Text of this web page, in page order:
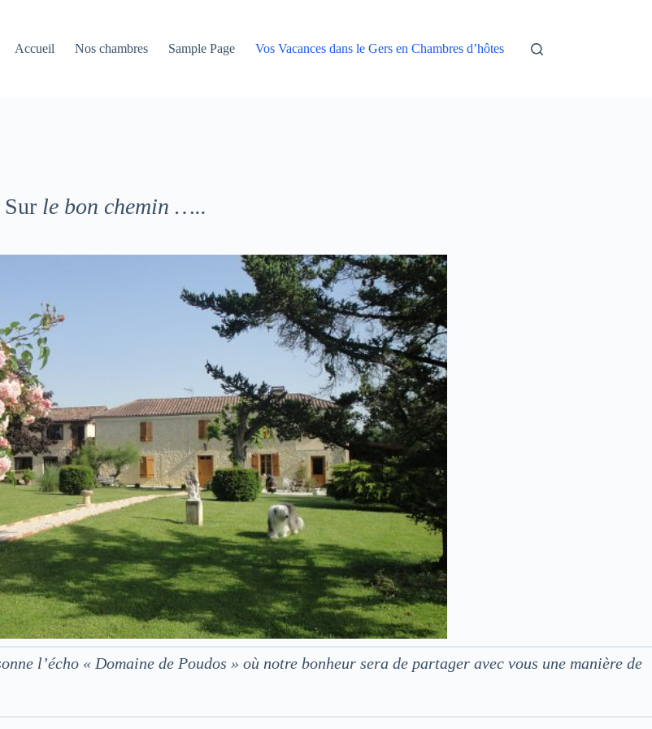
Accueil Nos chambres Sample Page Vos Vacances dans le Gers en Chambres d’hôtes
Sur le bon chemin …..
l’écho « Domaine de Poudos » où notre bonheur sera de partager avec vous une manière de